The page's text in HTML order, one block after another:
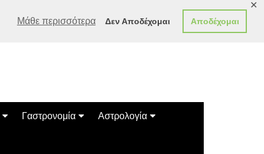
Μάθε περισσότερα Δεν Αποδέχομαι Αποδέχομαι
✕
Γαστρονομία Αστρολογία